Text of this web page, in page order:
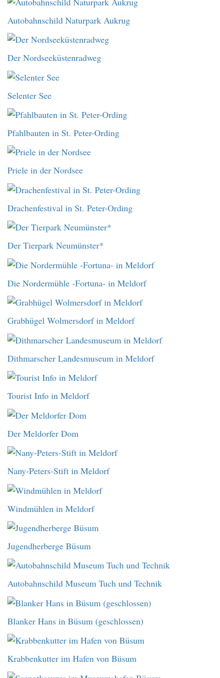
Autobahnschild Naturpark Aukrug
Der Nordseeküstenradweg
Selenter See
Pfahlbauten in St. Peter-Ording
Priele in der Nordsee
Drachenfestival in St. Peter-Ording
Der Tierpark Neumünster*
Die Nordermühle -Fortuna- in Meldorf
Grabhügel Wolmersdorf in Meldorf
Dithmarscher Landesmuseum in Meldorf
Tourist Info in Meldorf
Der Meldorfer Dom
Nany-Peters-Stift in Meldorf
Windmühlen in Meldorf
Jugendherberge Büsum
Autobahnschild Museum Tuch und Technik
Blanker Hans in Büsum (geschlossen)
Krabbenkutter im Hafen von Büsum